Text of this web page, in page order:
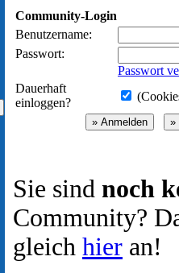
Community-Login
Benutzername:
Passwort:
Passwort
Dauerhaft
einloggen?
Sie sind noch
Community?
gleich hier an!